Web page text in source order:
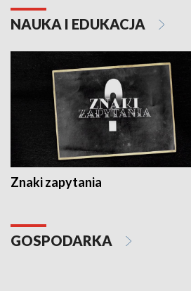
NAUKA I EDUKACJA
Znaki zapytania
GOSPODARKA